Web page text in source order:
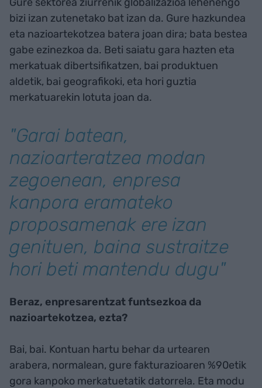
bizi izan zutenetako bat izan da. Gure hazkundea
eta nazioartekotzea batera joan dira; bata bestea
gabe ezinezkoa da. Beti saiatu gara hazten eta
merkatuak dibertsifikatzen, bai produktuen
aldetik, bai geografikoki, eta hori guztia
merkatuarekin lotuta joan da.
"Garai batean,
nazioarteratzea modan
zegoenean, enpresa
kanpora eramateko
proposamenak ere izan
genituen, baina sustraitze
hori beti mantendu dugu"
Beraz, enpresarentzat funtsezkoa da
nazioartekotzea, ezta?
Bai, bai. Kontuan hartu behar da urtearen
arabera, normalean, gure fakturazioaren %90etik
gora kanpoko merkatuetatik datorrela. Eta modu